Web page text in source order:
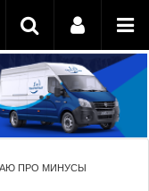
ПРО МИНУСЫ